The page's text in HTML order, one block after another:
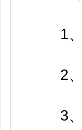
1、
2、
3、